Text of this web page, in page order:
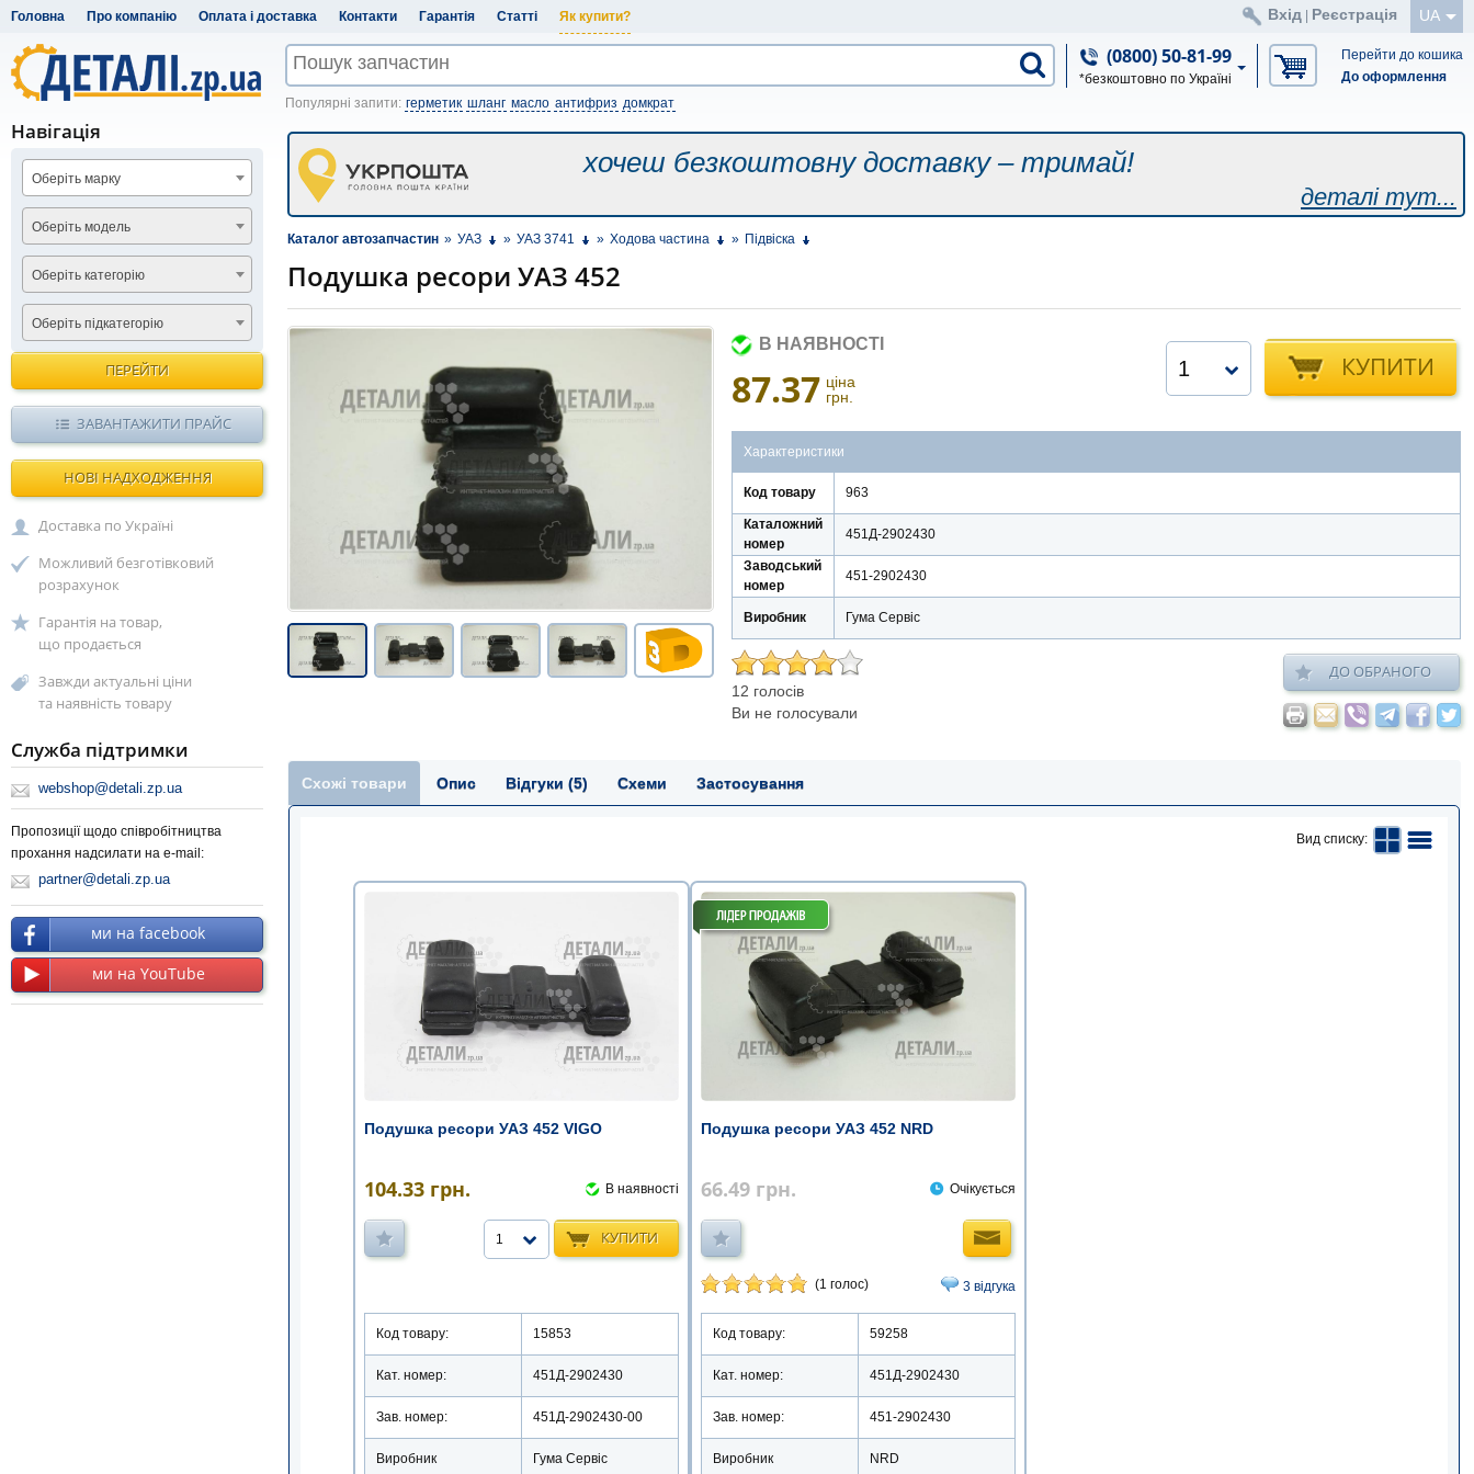
Головна Про компанію Оплата і доставка Контакти Гарантія Статті Як купити? UA
Вхід Реєстрація
(0800) 50-81-99
*безкоштовно по Україні
Перейти до кошика
До оформлення
Популярні запити: герметик шланг масло антифриз домкрат
хочеш безкоштовну доставку – тримай!
деталі тут...
Каталог автозапчастин » УАЗ » УАЗ 3741 » Ходова частина » Підвіска
Подушка ресори УАЗ 452
В НАЯВНОСТІ
87.37 ціна
грн.
КУПИТИ
1
Характеристики
Код товару 963
Каталожний
номер
451Д-2902430
Заводський
номер
451-2902430
Виробник Гума Сервіс
12 голосів
Ви не голосували
ДО ОБРАНОГО
Схожі товари Опис Відгуки (5) Схеми Застосування
Вид списку:
Подушка ресори УАЗ 452 VIGO
104.33 грн. В наявності
КУПИТИ
1
Код товару: 15853
Кат. номер: 451Д-2902430
Зав. номер: 451Д-2902430-00
Виробник Гума Сервіс
Подушка ресори УАЗ 452 NRD
66.49 грн. Очікується
(1 голос) 3 відгука
Код товару: 59258
Кат. номер: 451Д-2902430
Зав. номер: 451-2902430
Виробник NRD
Навігація
Оберіть марку
Оберіть модель
Оберіть категорію
Оберіть підкатегорію
ПЕРЕЙТИ
ЗАВАНТАЖИТИ ПРАЙС
НОВІ НАДХОДЖЕННЯ
Доставка по Україні
Можливий безготівковий
розрахунок
Гарантія на товар,
що продається
Завжди актуальні ціни
та наявність товару
Служба підтримки
webshop@detali.zp.ua
Пропозиції щодо співробітництва
прохання надсилати на e-mail:
partner@detali.zp.ua
ми на facebook
ми на YouTube